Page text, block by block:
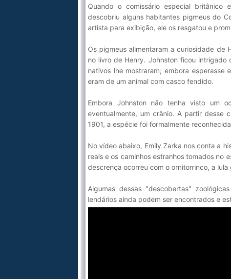
Quando o comissário especial britânico
descobriu alguns habitantes pigmeus do
artista para exibição, ele os resgatou e
Os pigmeus alimentaram a curiosidade de
no livro de Henry. Johnston ficou
nativos lhe mostraram; embora
eram de um animal com casco fendido.
Embora Johnston não tenha visto um
eventualmente, um crânio. A partir desse
1901, a espécie foi formalmente
No vídeo abaixo, Emily Zarka nos conta a
reais e os caminhos estranhos tomados no
descrença ocorreu com o ornitorrinco, a lula
Algumas dessas "descobertas"
lendários ainda podem ser encontrados e